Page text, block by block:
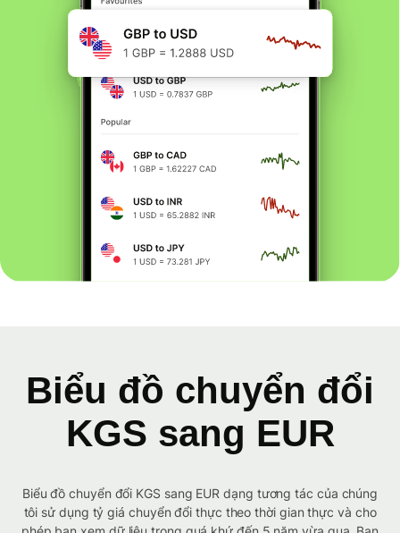
Biểu đồ chuyển đổi
KGS sang EUR
Biểu đồ chuyển đổi KGS sang EUR dạng tương tác của chúng
tôi sử dụng tỷ giá chuyển đổi thực theo thời gian thực và cho